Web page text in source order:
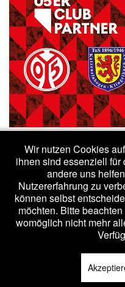
(c) 2020 - tuskk.de / Impressum/
Bootstrapis a front-end framework
Wir nutzen Cookies
ihnen sind essenziell für
andere uns
Nutzererfahrung zu
können selbst
möchten. Bitte
womöglich nicht mehr